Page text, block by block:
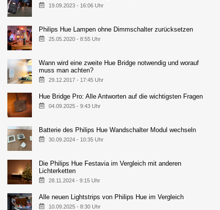
19.09.2023 - 16:06 Uhr
Philips Hue Lampen ohne Dimmschalter zurücksetzen
25.05.2020 - 8:55 Uhr
Wann wird eine zweite Hue Bridge notwendig und worauf
muss man achten?
29.12.2017 - 17:45 Uhr
Hue Bridge Pro: Alle Antworten auf die wichtigsten Fragen
04.09.2025 - 9:43 Uhr
Batterie des Philips Hue Wandschalter Modul wechseln
30.09.2024 - 10:35 Uhr
Die Philips Hue Festavia im Vergleich mit anderen
Lichterketten
28.11.2024 - 9:15 Uhr
Alle neuen Lightstrips von Philips Hue im Vergleich
10.09.2025 - 8:30 Uhr